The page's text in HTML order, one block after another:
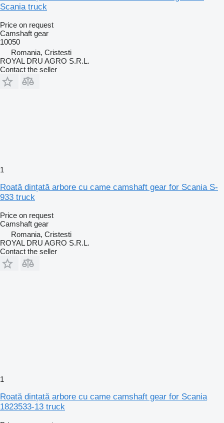
Scania truck
Price on request
Camshaft gear
10050
Romania, Cristesti
ROYAL DRU AGRO S.R.L.
Contact the seller
1
Roată dințată arbore cu came camshaft gear for Scania S-
933 truck
Price on request
Camshaft gear
Romania, Cristesti
ROYAL DRU AGRO S.R.L.
Contact the seller
1
Roată dințată arbore cu came camshaft gear for Scania
1823533-13 truck